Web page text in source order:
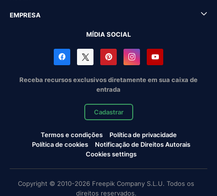
EMPRESA
MÍDIA SOCIAL
Receba recursos exclusivos diretamente em sua caixa de
entrada
Cadastrar
Termos e condições
Política de privacidade
Política de cookies
Notificação de Direitos Autorais
Cookies settings
Copyright © 2010-2026 Freepik Company S.L.U. Todos os
direitos reservados.